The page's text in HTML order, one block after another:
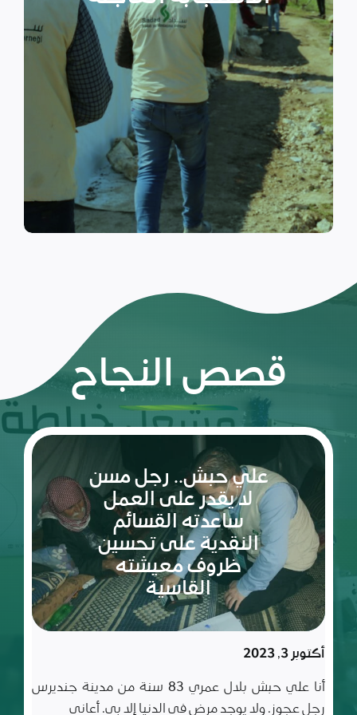
النزوح.
اقرأ المزيد
قصص النجاح
ريم:
شعلة
والإصرار
في عالم
مليء
بالتحديات
سبتمبر 10, 2023
ريم طفلة لم تكمل ربيعاها التاسع بعد، شعلة متوقدة
في العلم والأدب والأخلاق، تعيش مع أسرة تتألف من أب
وأم